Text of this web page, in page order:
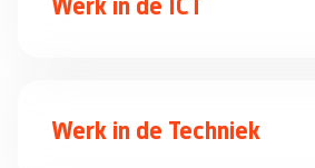
Werk in de ICT
Werk in de Techniek